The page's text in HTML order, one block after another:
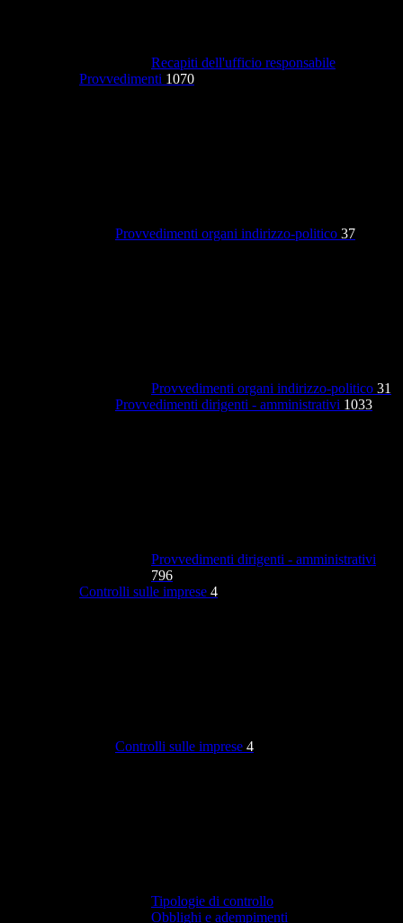
Recapiti dell'ufficio responsabile
Provvedimenti 1070
Provvedimenti organi indirizzo-politico 37
Provvedimenti organi indirizzo-politico 31
Provvedimenti dirigenti - amministrativi 1033
Provvedimenti dirigenti - amministrativi
796
Controlli sulle imprese 4
Controlli sulle imprese 4
Tipologie di controllo
Obblighi e adempimenti